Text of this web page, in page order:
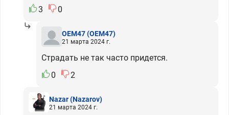
3
0
OEM47(OEM47)
21 марта 2024 г.
Страдать не так часто придется.
0
2
Nazar(Nazarov)
21 марта 2024 г.